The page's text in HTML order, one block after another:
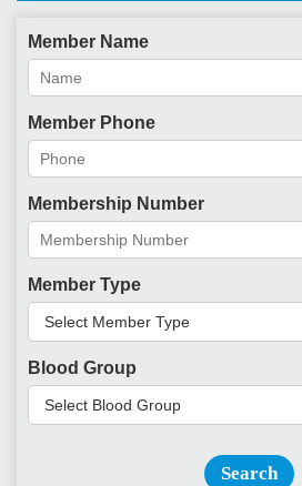
Member Name
Member Phone
Membership Number
Member Type
Blood Group
Search